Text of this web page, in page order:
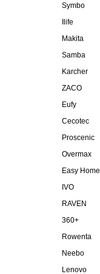
Symbo
Ilife
Makita
Samba
Karcher
ZACO
Eufy
Cecotec
Proscenic
Overmax
Easy Home
IVO
RAVEN
360+
Rowenta
Neebo
Lenovo